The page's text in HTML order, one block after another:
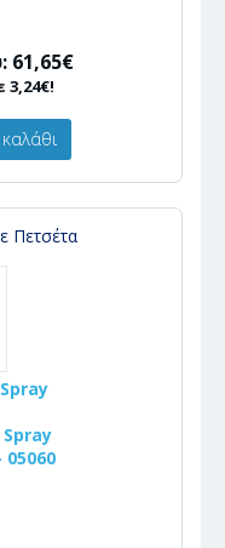
61,65€
3,24€!
Πετσέτα